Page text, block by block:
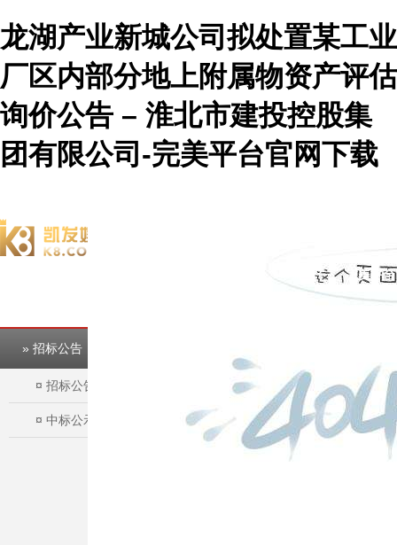
龙湖产业新城公司拟处置某工业
厂区内部分地上附属物资产评估
询价公告 – 淮北市建投控股集
团有限公司-完美平台官网下载
完美平
» 招标公告
¤ 招标公告
¤ 中标公示